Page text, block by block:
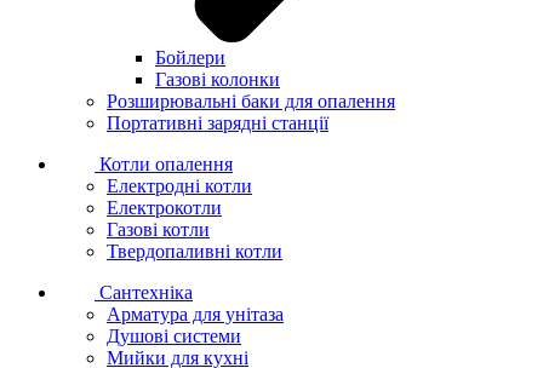
Бойлери
Газові колонки
Розширювальні баки для опалення
Портативні зарядні станції
Котли опалення
Електродні котли
Електрокотли
Газові котли
Твердопаливні котли
Сантехніка
Арматура для унітаза
Душові системи
Мийки для кухні